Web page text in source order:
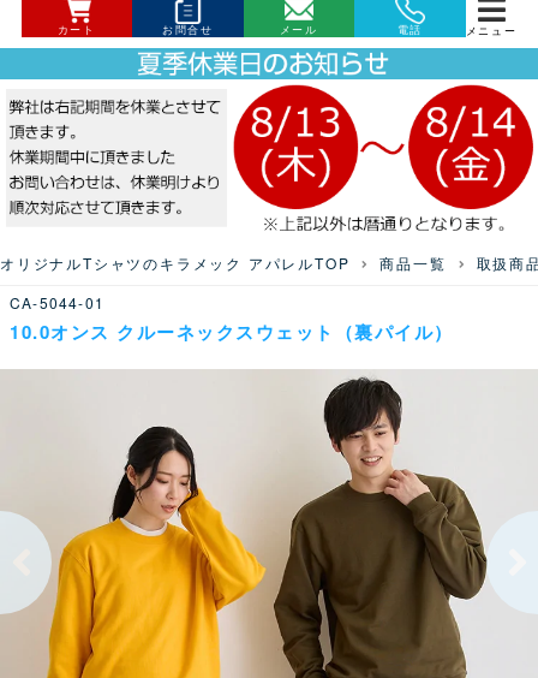
カート お問合せ メール 電話 メニュー
オリジナルTシャツのキラメック アパレルTOP 商品一覧
取扱商
CA-5044-01
10.0オンス クルーネックスウェット（裏パイル）